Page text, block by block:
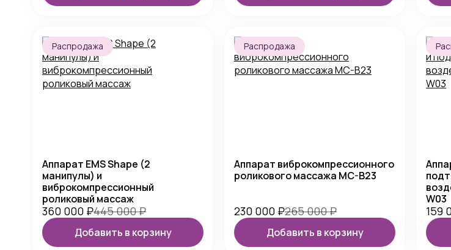
Распродажа
Аппарат EMS Shape (2
манипулы) и
виброкомпрессионный
роликовый массаж
360 000 ₽445 000₽
Добавить в корзину
Распродажа
Аппарат виброкомпрессионного
роликового массажа MC-B23
230 000 ₽265 000₽
Добавить в корзину
W03
159